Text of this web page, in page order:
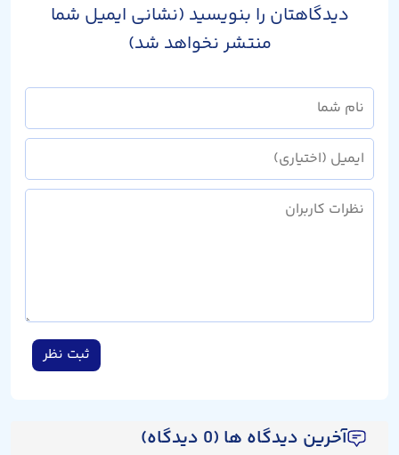
دیدگاهتان را بنویسید (نشانی ایمیل شما
منتشر نخواهد شد)
ثبت نظر
آخرین دیدگاه ها (0 دیدگاه)